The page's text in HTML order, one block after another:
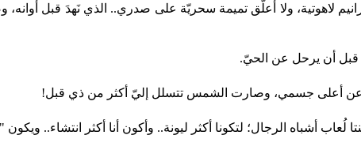
لاهوتية، ولا أعلّق تميمة سحريّة على صدري.. الذي نَهدَ قبل
قبل أن يرحل عن الحيّ.
عن أعلى جسمي، وصارت الشمس تتسلل إليّ أكثر من ذي قبل!
أشباه الرجال؛ لتكونا أكثر ليونة.. وأكون أنا أكثر انتشاء..